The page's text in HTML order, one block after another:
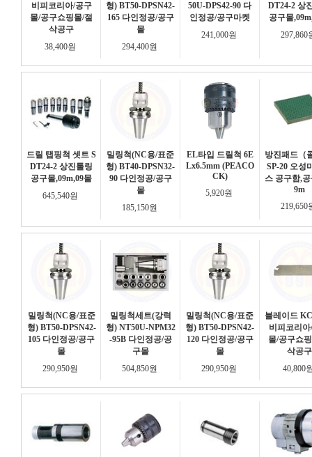
비피코리아/공구
몰/공구쇼핑몰/절
삭공구
38,400원
형) BT50-DPSN42-
165 다인정공/공구
몰
294,400원
50U-DPS42-90 다
인정공/공구마켓
241,000원
DT24-2 상
공구몰
297,860
드릴 탭핑척 셋트 S
DT24-2 상진툴링
공구몰,09m,09몰
645,540원
밀링척(NC용/표준
형) BT40-DPSN32-
90 다인정공/공구
몰
185,150원
EL타입 드릴척 6E
Lx6.5mm (PEACO
CK)
5,920원
방진패드（
SP-20 오성
스 공구함,
9m
219,650
밀링척(NC용/표준
형) BT50-DPSN42-
105 다인정공/공구
몰
290,950원
밀링척세트(강력
형) NT50U-NPM32
-95B 다인정공/공
구몰
504,850원
밀링척(NC용/표준
형) BT50-DPSN42-
120 다인정공/공구
몰
290,950원
블레이드
비피코리
몰/공구쇼
삭공구
40,800